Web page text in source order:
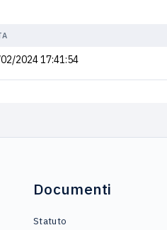
2024 17:41:54
Documenti
Statuto